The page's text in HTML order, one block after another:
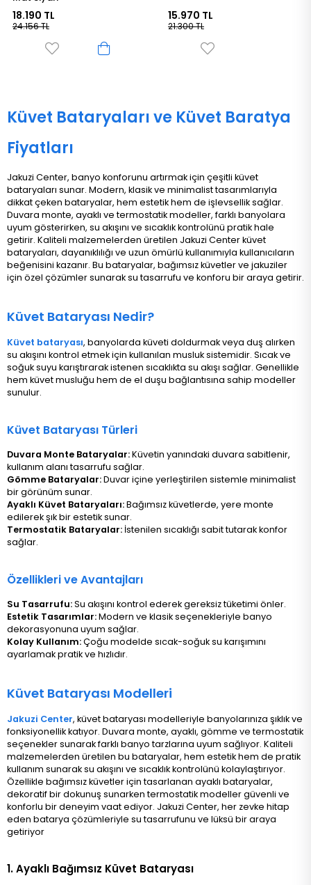
18.190 TL
24.156 TL
15.970 TL
21.300 TL
Küvet Bataryaları ve Küvet Baratya
Fiyatları
Jakuzi Center, banyo konforunu artırmak için çeşitli küvet
bataryaları sunar. Modern, klasik ve minimalist tasarımlarıyla
dikkat çeken bataryalar, hem estetik hem de işlevsellik sağlar.
Duvara monte, ayaklı ve termostatik modeller, farklı banyolara
uyum gösterirken, su akışını ve sıcaklık kontrolünü pratik hale
getirir. Kaliteli malzemelerden üretilen Jakuzi Center küvet
bataryaları, dayanıklılığı ve uzun ömürlü kullanımıyla kullanıcıların
beğenisini kazanır. Bu bataryalar, bağımsız küvetler ve jakuziler
için özel çözümler sunarak su tasarrufu ve konforu bir araya getirir​.
Küvet Bataryası Nedir?
Küvet bataryası, banyolarda küveti doldurmak veya duş alırken
su akışını kontrol etmek için kullanılan musluk sistemidir. Sıcak ve
soğuk suyu karıştırarak istenen sıcaklıkta su akışı sağlar. Genellikle
hem küvet musluğu hem de el duşu bağlantısına sahip modeller
sunulur.
Küvet Bataryası Türleri
Duvara Monte Bataryalar:Küvetin yanındaki duvara sabitlenir,
kullanım alanı tasarrufu sağlar.
Gömme Bataryalar:Duvar içine yerleştirilen sistemle minimalist
bir görünüm sunar.
Ayaklı Küvet Bataryaları:Bağımsız küvetlerde, yere monte
edilerek şık bir estetik sunar​.
Termostatik Bataryalar: İstenilen sıcaklığı sabit tutarak konfor
sağlar.
Özellikleri ve Avantajları
Su Tasarrufu:Su akışını kontrol ederek gereksiz tüketimi önler.
Estetik Tasarımlar:Modern ve klasik seçenekleriyle banyo
dekorasyonuna uyum sağlar.
Kolay Kullanım:Çoğu modelde sıcak-soğuk su karışımını
ayarlamak pratik ve hızlıdır​.
Küvet Bataryası Modelleri
Jakuzi Center, küvet bataryası modelleriyle banyolarınıza şıklık ve
fonksiyonellik katıyor. Duvara monte, ayaklı, gömme ve termostatik
seçenekler sunarak farklı banyo tarzlarına uyum sağlıyor. Kaliteli
malzemelerden üretilen bu bataryalar, hem estetik hem de pratik
kullanım sunarak su akışını ve sıcaklık kontrolünü kolaylaştırıyor.
Özellikle bağımsız küvetler için tasarlanan ayaklı bataryalar,
dekoratif bir dokunuş sunarken termostatik modeller güvenli ve
konforlu bir deneyim vaat ediyor. Jakuzi Center, her zevke hitap
eden batarya çözümleriyle su tasarrufunu ve lüksü bir araya
getiriyor​
1. Ayaklı Bağımsız Küvet Bataryası